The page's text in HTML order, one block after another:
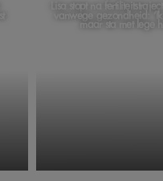
Lisa stopt na
vanwege gezondheid:
maar sta met lege